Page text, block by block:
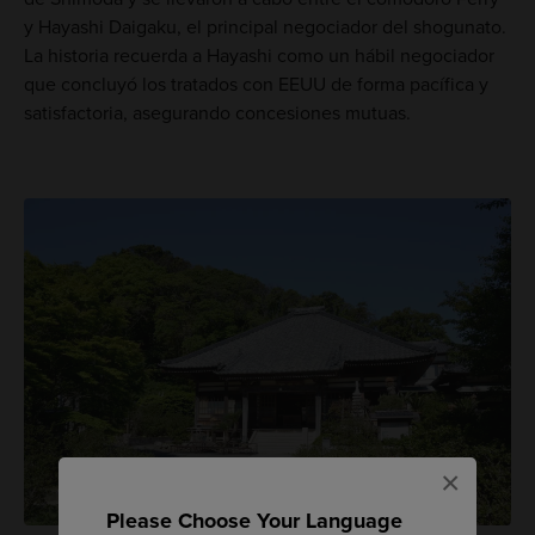
Please Choose Your Language
×
y Hayashi Daigaku, el principal negociador del shogunato.
La historia recuerda a Hayashi como un hábil negociador
que concluyó los tratados con EEUU de forma pacífica y
satisfactoria, asegurando concesiones mutuas.